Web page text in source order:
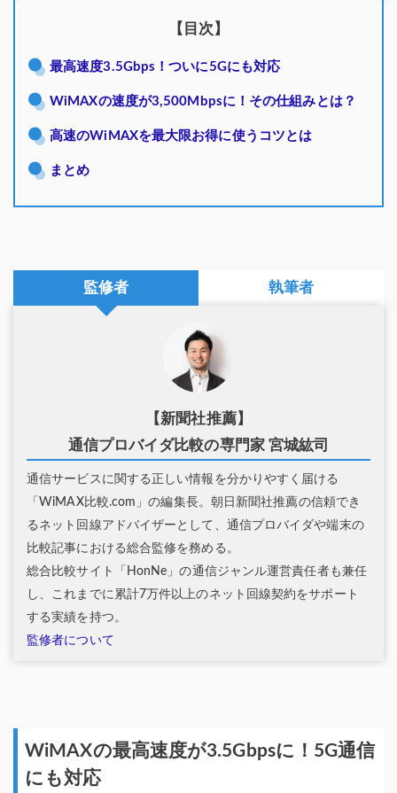
【目次】
最高速度3.5Gbps！ついに5Gにも対応
WiMAXの速度が3,500Mbpsに！その仕組みとは？
高速のWiMAXを最大限お得に使うコツとは
まとめ
監修者 執筆者
【新聞社推薦】
通信プロバイダ比較の専門家 宮城紘司
通信サービスに関する正しい情報を分かりやすく届ける
「WiMAX比較.com」の編集長。朝日新聞社推薦の信頼でき
るネット回線アドバイザーとして、通信プロバイダや端末の
比較記事における総合監修を務める。
総合比較サイト「HonNe」の通信ジャンル運営責任者も兼任
し、これまでに累計7万件以上のネット回線契約をサポート
する実績を持つ。
監修者について
WiMAXの最高速度が3.5Gbpsに！5G通信
にも対応